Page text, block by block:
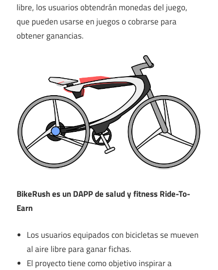
libre, los usuarios obtendrán monedas del juego,
que pueden usarse en juegos o cobrarse para
obtener ganancias.
BikeRush es un DAPP de salud y fitness Ride-To-
Earn
Los usuarios equipados con bicicletas se mueven
al aire libre para ganar fichas.
El proyecto tiene como objetivo inspirar a